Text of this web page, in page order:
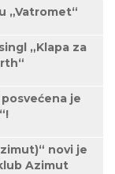
„Vatromet“
„Klapa za
posvećena je
novi je
Azimut